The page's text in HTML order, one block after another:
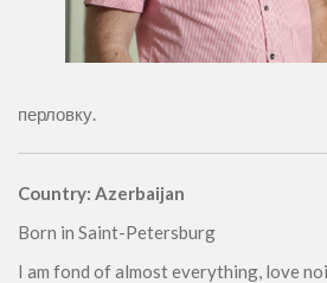
перловку.
Country: Azerbaijan
Born in Saint-Petersburg
I am fond of almost everything, love